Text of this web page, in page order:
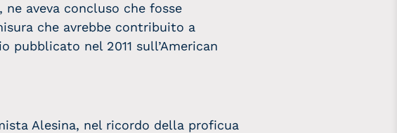
aveva concluso che fosse
che avrebbe contribuito a
pubblicato nel 2011 sull’American
Alesina, nel ricordo della proficua